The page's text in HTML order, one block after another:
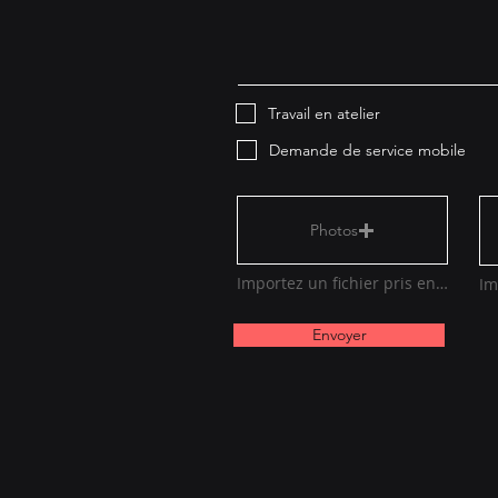
Travail en atelier
Demande de service mobile
Photos
Importez un fichier pris en charge (max. 15 Mo)
Envoyer